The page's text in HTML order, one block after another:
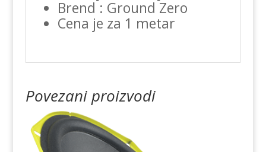
Brend : Ground Zero
Cena je za 1 metar
Povezani proizvodi